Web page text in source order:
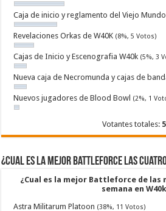
Caja de inicio y reglamento del Viejo Mundo
Revelaciones Orkas de W40K (8%, 5 Votos)
Cajas de Inicio y Escenografia W40k (5%, 3
Nueva caja de Necromunda y cajas de
Nuevos jugadores de Blood Bowl (2%, 1
Votantes totales:
¿Cual es la mejor Battleforce las cuatro
¿Cual es la mejor Battleforce de las
semana en
Astra Militarum Platoon (38%, 11 Votos)